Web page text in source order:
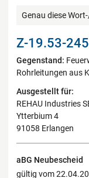
Genau diese
Z-19.53-
Gegenstand:
Rohrleitungen aus
Ausgestellt für:
REHAU Industries
Ytterbium 4
91058 Erlangen
aBG Neubescheid
gültig vom